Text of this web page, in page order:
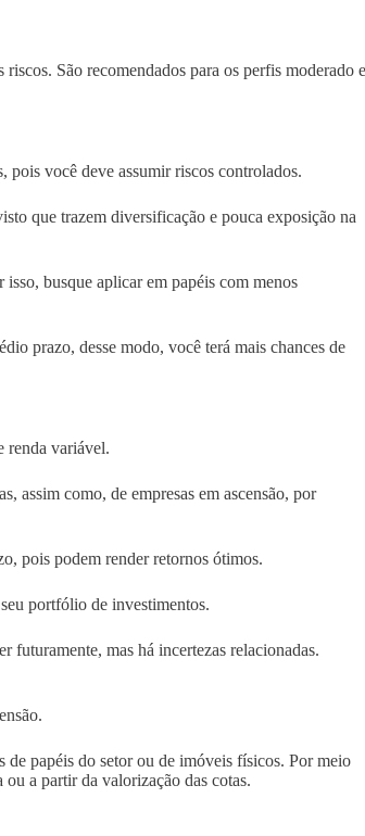
São recomendados para os perfis moderado
pois você deve assumir riscos controlados.
que trazem diversificação e pouca exposição na
busque aplicar em papéis com menos
prazo, desse modo, você terá mais chances de
renda variável.
assim como, de empresas em ascensão, por
pois podem render retornos ótimos.
portfólio de investimentos.
futuramente, mas há incertezas relacionadas.
papéis do setor ou de imóveis físicos. Por meio
a partir da valorização das cotas.